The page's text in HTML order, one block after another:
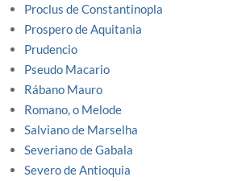
Proclus de Constantinopla
Prospero de Aquitania
Prudencio
Pseudo Macario
Rábano Mauro
Romano, o Melode
Salviano de Marselha
Severiano de Gabala
Severo de Antioquia